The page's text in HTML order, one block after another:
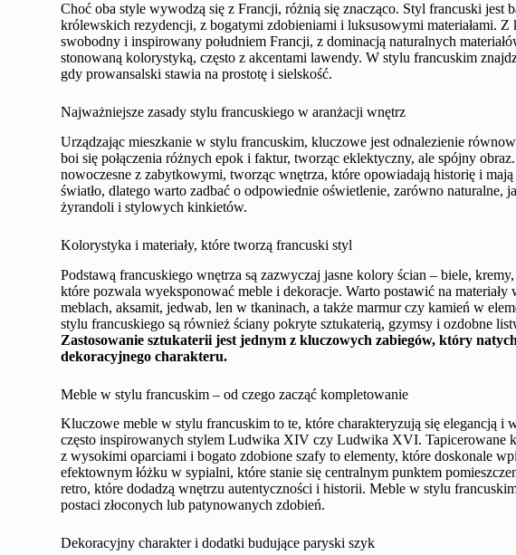
Choć oba style wywodzą się z Francji, różnią się znacząco. Styl francuski jest
królewskich rezydencji, z bogatymi zdobieniami i luksusowymi materiałami.
swobodny i inspirowany południem Francji, z dominacją naturalnych
stonowaną kolorystyką, często z akcentami lawendy. W stylu francuskim
gdy prowansalski stawia na prostotę i sielskość.
Najważniejsze zasady stylu francuskiego w aranżacji wnętrz
Urządzając mieszkanie w stylu francuskim, kluczowe jest odnalezienie
boi się połączenia różnych epok i faktur, tworząc eklektyczny, ale spójny
nowoczesne z zabytkowymi, tworząc wnętrza, które opowiadają historię i
światło, dlatego warto zadbać o odpowiednie oświetlenie, zarówno naturalne,
żyrandoli i stylowych kinkietów.
Kolorystyka i materiały, które tworzą francuski styl
Podstawą francuskiego wnętrza są zazwyczaj jasne kolory ścian – biele,
które pozwala wyeksponować meble i dekoracje. Warto postawić na
meblach, aksamit, jedwab, len w tkaninach, a także marmur czy kamień w
stylu francuskiego są również ściany pokryte sztukaterią, gzymsy i ozdobne
Zastosowanie sztukaterii jest jednym z kluczowych zabiegów, który
dekoracyjnego charakteru.
Meble w stylu francuskim – od czego zacząć kompletowanie
Kluczowe meble w stylu francuskim to te, które charakteryzują się elegancją i
często inspirowanych stylem Ludwika XIV czy Ludwika XVI. Tapicerowane
z wysokimi oparciami i bogato zdobione szafy to elementy, które doskonale
efektownym łóżku w sypialni, które stanie się centralnym punktem
retro, które dodadzą wnętrzu autentyczności i historii. Meble w stylu
postaci złoconych lub patynowanych zdobień.
Dekoracyjny charakter i dodatki budujące paryski szyk